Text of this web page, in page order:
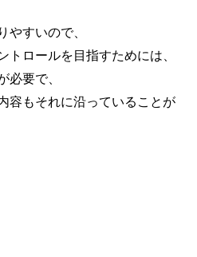
やすいので、
トロールを目指すためには、
必要で、
容もそれに沿っていることが